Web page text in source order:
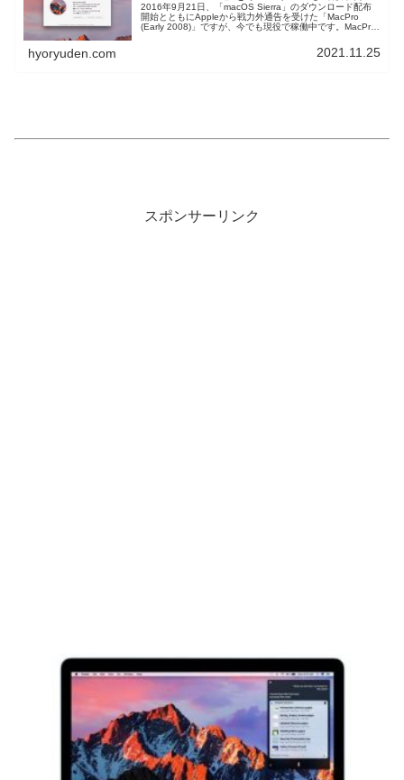
2016年9月21日、「macOS Sierra」のダウンロード配布
開始とともにAppleから戦力外通告を受けた「MacPro
(Early 2008)」ですが、今でも現役で稼働中です。MacPro
後に遭遇した「小さな不具合」についてお知らせします。
hyoryuden.com 2021.11.25
スポンサーリンク